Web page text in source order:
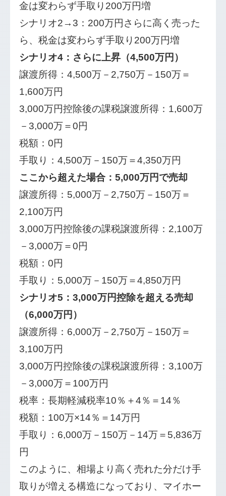
金は変わらず手取り200万円増
シナリオ2→3：200万円さらに高く売った
ら、税金は変わらず手取り200万円増
シナリオ4：さらに上昇（4,500万円）
譲渡所得：4,500万－2,750万－150万＝
1,600万円
3,000万円控除後の課税譲渡所得：1,600万
－3,000万＝0円
税額：0円
手取り：4,500万－150万＝4,350万円
ここから超えた場合：5,000万円で売却
譲渡所得：5,000万－2,750万－150万＝
2,100万円
3,000万円控除後の課税譲渡所得：2,100万
－3,000万＝0円
税額：0円
手取り：5,000万－150万＝4,850万円
シナリオ5：3,000万円控除を超える売却
（6,000万円）
譲渡所得：6,000万－2,750万－150万＝
3,100万円
3,000万円控除後の課税譲渡所得：3,100万
－3,000万＝100万円
税率：長期軽減税率10％＋4％＝14％
税額：100万×14％＝14万円
手取り：6,000万－150万－14万＝5,836万
円
このように、相場より高く売れた分だけ手
取りが増える構造になっており、マイホー